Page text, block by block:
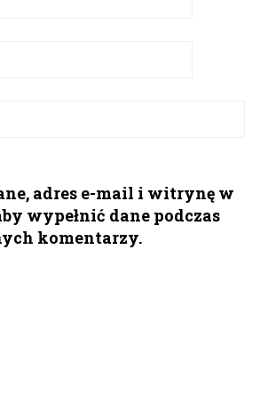
adres e-mail i witrynę w
wypełnić dane podczas
komentarzy.